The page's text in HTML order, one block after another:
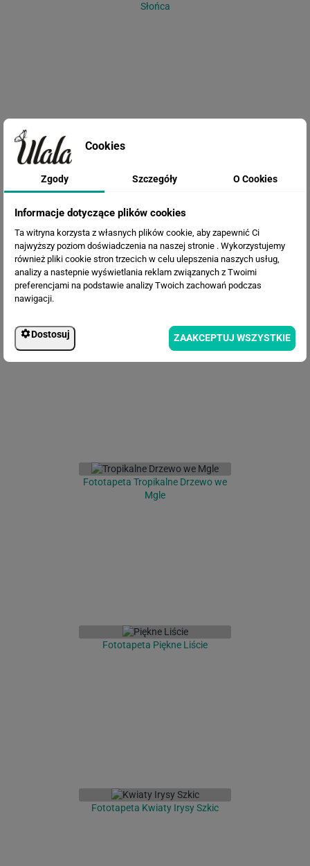
Słońca
Fototapeta Tropikalne Drzewo we
Mgle
Fototapeta Piękne Liście
Fototapeta Kwiaty Irysy Szkic
Cookies
Zgody Szczegóły O Cookies
Informacje dotyczące plików cookies
Ta witryna korzysta z własnych plików cookie, aby zapewnić Ci
najwyższy poziom doświadczenia na naszej stronie . Wykorzystujemy
również pliki cookie stron trzecich w celu ulepszenia naszych usług,
analizy a nastepnie wyświetlania reklam związanych z Twoimi
preferencjami na podstawie analizy Twoich zachowań podczas
nawigacji.
Dostosuj ZAAKCEPTUJ WSZYSTKIE